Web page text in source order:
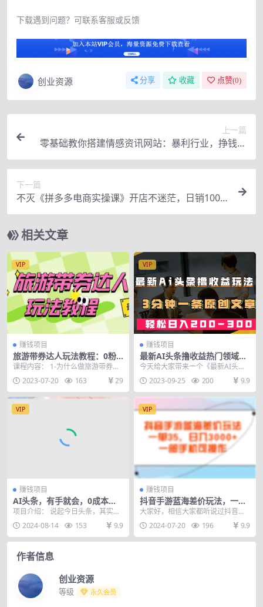
下载遇到问题？可联系客服或反馈
创业资源 分享 收藏 点赞(0)
上一篇
零基础教你搭建情感资讯网站：暴利行业，挣钱门
道很多（搭建教程+源码）
下一篇
不灭《拼多多电商实操课》开店不迷茫，日销1000
单+实操落地（价值299元）
相关文章
VIP
赚钱项目
旅游带券达人玩法教程：0粉
开通达人团购，旅游达人0粉
可变现（7节课）
课程内容： 1-为什么做旅游带券达
人.mp4.mp4 2-如何打造旅游账号
精装修...
2023-07-20 163 29
VIP
赚钱项目
最新AI头条撸收益热门领域玩
法，3分钟一条原创文章，轻
松日入200-300＋
今天给大家带来一个《最新AI头条
撸收益热门领域玩法，3分钟一条原
创文章，轻松日入...
2023-09-25 200 9.9
VIP
赚钱项目
AI头条，有手就会，0成本无
门槛，纯搬运，小白单号简单
项目介绍： 说起今日头条，其实是
个老项目了，但是自从这两年AI走
进我们生活中，头...
2024-08-14 153 9.9
VIP
赚钱项目
抖音手游蓝海差价玩法，一单
35，日入3000+，一部手机可
大家好，相信大家都听说过抖音游
戏发行人计划，但是一般做视频的
收益都低的离谱，今天...
2024-07-20 196 9.9
作者信息
创业资源
等级 永久会员